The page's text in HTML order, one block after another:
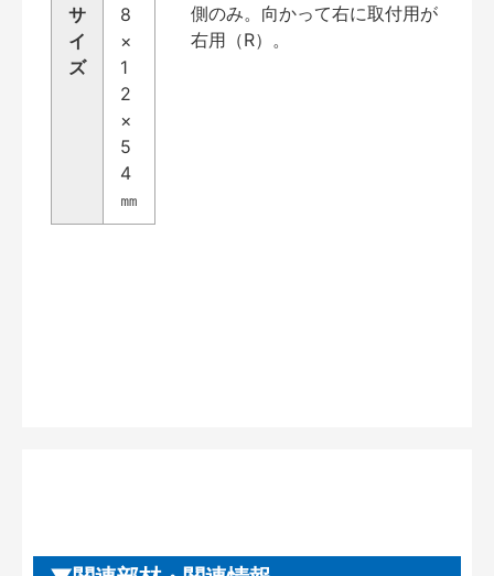
サ
イ
ズ
8
×
1
2
×
5
4
㎜
側のみ。向かって右に取付用が
右用（R）。